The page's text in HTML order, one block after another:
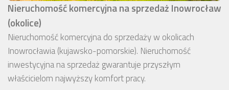
Nieruchomość komercyjna na sprzedaż Inowrocław
(okolice)
Nieruchomość komercyjna do sprzedaży w okolicach
Inowrocławia (kujawsko-pomorskie). Nieruchomość
inwestycyjna na sprzedaż gwarantuje przyszłym
właścicielom najwyższy komfort pracy.